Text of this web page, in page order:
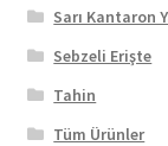
Sarı Kantaron
Sebzeli Erişte
Tahin
Tüm Ürünler